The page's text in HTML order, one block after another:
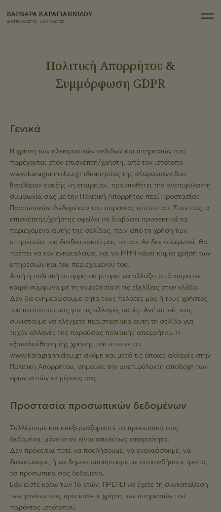
Πολιτική Απορρήτου &
Συμμόρφωση GDPR
Γενικά
Η χρήση των ηλεκτρονικών σελίδων και υπηρεσιών πού
παρέχονται στον επισκέπτη/χρήστη, από τον ιστότοπο
www.karagiannidou.gr ιδιοκτησίας της «Καραγιαννίδου
Βαρβάρα» εφεξής «η εταιρεία», προϋποθέτει την ανεπιφύλακτη
συμφωνία σας με την Πολιτική Απορρήτου περί Προστασίας
Προσωπικών Δεδομένων του παρόντος ιστότοπου. Συνεπώς, ο
επισκέπτης/χρήστης οφείλει να διαβάσει προσεκτικά τα
περιεχόμενα αυτής της σελίδας, πριν από τη χρήση των
υπηρεσιών του διαδικτυακού μας τόπου. Αν δεν συμφωνεί, θα
πρέπει να τον εγκαταλείψει και να ΜΗΝ κάνει καμία χρήση των
υπηρεσιών και του περιεχομένου του.
Αυτή η πολιτική απορρήτου μπορεί να αλλάζει από καιρό σε
καιρό σύμφωνα με τη νομοθεσία ή τις εξελίξεις στον κλάδο.
Δεν θα ενημερώσουμε ρητά τους πελάτες μας ή τους χρήστες
του ιστότοπου μας για τις αλλαγές αυτές. Αντ̓ αυτού, σας
συνιστούμε να ελέγχετε περιστασιακά αυτή τη σελίδα για
τυχόν αλλαγές της παρούσας πολιτικής απορρήτου. Η
εξακολούθηση της χρήσης του ιστότοπου
www.karagiannidou.gr ακόμη και μετά τις όποιες αλλαγές στην
Πολιτική Απορρήτου, σημαίνει την ανεπιφύλακτη αποδοχή των
όρων αυτών εκ μέρους σας.
Προστασία προσωπικών δεδομένων
Συλλέγουμε και επεξεργαζόμαστε τα προσωπικά σας
δεδομένα, μόνο όταν είναι απολύτως απαραίτητο.
Δεν πρόκειται ποτέ να πουλήσουμε, να ενοικιάσουμε, να
διανείμουμε, ή να δημοσιοποιήσουμε με οποιονδήποτε τρόπο,
τα προσωπικά σας δεδομένα.
Εάν είστε κάτω των 16 ετών, ΠΡΕΠΕΙ να έχετε τη συγκατάθεση
των γονέων σας πριν κάνετε χρήση των υπηρεσιών του
παρόντος ιστότοπου.